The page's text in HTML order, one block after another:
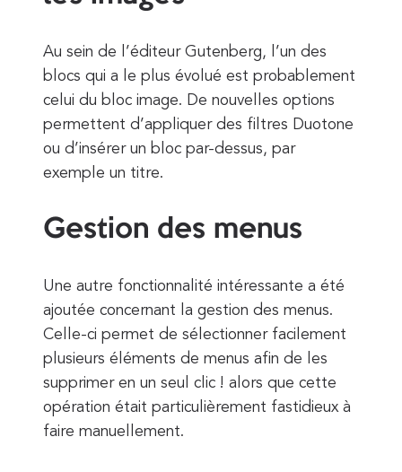
Au sein de l’éditeur Gutenberg, l’un des
blocs qui a le plus évolué est probablement
celui du bloc image. De nouvelles options
permettent d’appliquer des filtres Duotone
ou d’insérer un bloc par-dessus, par
exemple un titre.
Gestion des menus
Une autre fonctionnalité intéressante a été
ajoutée concernant la gestion des menus.
Celle-ci permet de sélectionner facilement
plusieurs éléments de menus afin de les
supprimer en un seul clic ! alors que cette
opération était particulièrement fastidieux à
faire manuellement.